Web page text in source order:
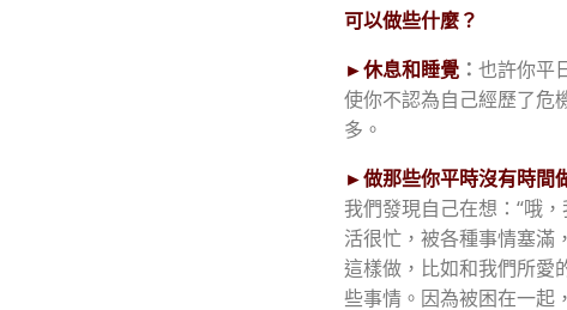
可以做些什麼？
►休息和睡覺 ： 也許你平
使你不認為自己經歷了危
多。
►做那些你平時沒有時間
我們發現自己在想：“哦
活很忙，被各種事情塞滿
這樣做，比如和我們所愛
些事情。因為被困在一起